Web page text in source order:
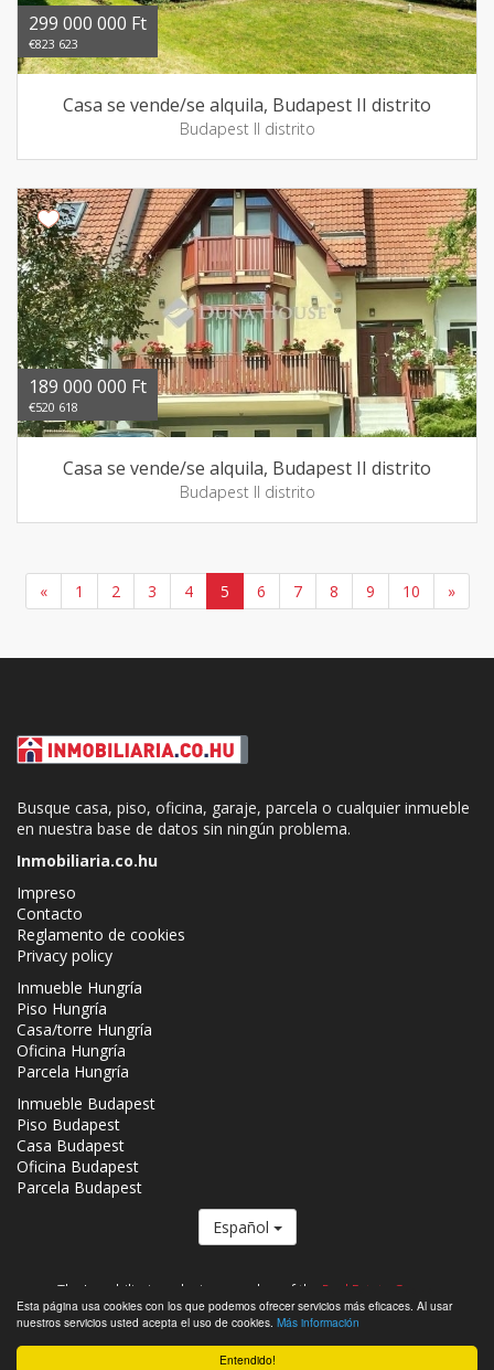
Entendido!
Esta página usa cookies con los que podemos ofrecer servicios más eficaces. Al usar
nuestros servicios usted acepta el uso de cookies. Más información
299 000 000 Ft
€823 623
Casa se vende/se alquila, Budapest II distrito
Budapest II distrito
189 000 000 Ft
€520 618
Casa se vende/se alquila, Budapest II distrito
Budapest II distrito
« 1 2 3 4 5 6 7 8 9 10 »
Busque casa, piso, oficina, garaje, parcela o cualquier inmueble
en nuestra base de datos sin ningún problema.
Inmobiliaria.co.hu
Impreso
Contacto
Reglamento de cookies
Privacy policy
Inmueble Hungría
Piso Hungría
Casa/torre Hungría
Oficina Hungría
Parcela Hungría
Inmueble Budapest
Piso Budapest
Casa Budapest
Oficina Budapest
Parcela Budapest
Español
The Inmobiliaria.co.hu is a member of the Real Estate Group.
Inmuebles que se venden en Hungría - Inmobiliaria.co.hu © 2026 Todos
los derechos reservados